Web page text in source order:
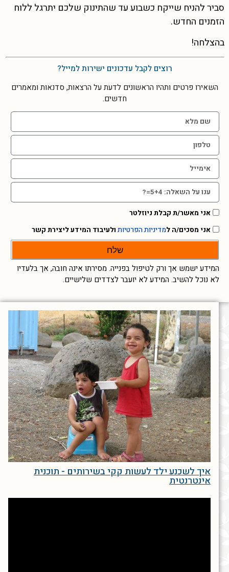
סביר להניח שייקח כשבוע עד שהתינוק שלכם יתרגל ללוח
הזמנים החדש.
בהצלחה!
רוצים לקבל עדכונים ישירות למייל?
השאירו פרטים ותהיו הראשונים לדעת על הרצאות, סדנאות ומאמרים
חדשים.
אני מאשר/ת קבלת ניוזלטר
אני מסכים/ה למדיניות הפרטיות ולעיבוד המידע ליצירת קשר
שלח
המידע ישמש אך ורק לטיפול בפנייה. מסירתו אינה חובה, אך בלעדיו
לא נוכל להשיב. המידע לא יועבר לצדדים שלישיים.
איך לשכנע ילד לעשות קקי בשירותים - תוכנית
אינטרנטית